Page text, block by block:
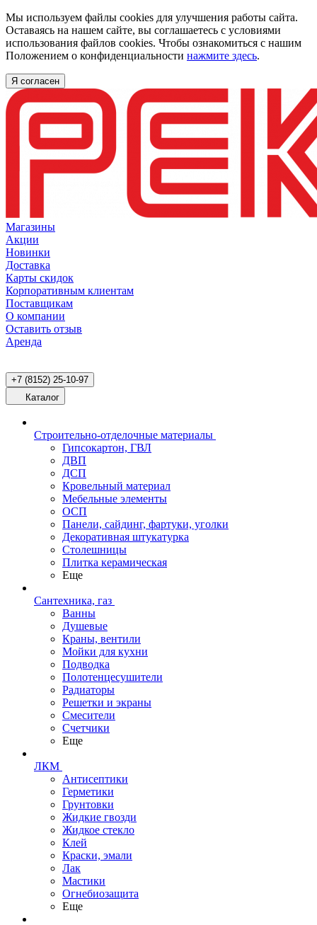
Мы используем файлы cookies для улучшения работы сайта.
Оставаясь на нашем сайте, вы соглашаетесь с условиями
использования файлов cookies. Чтобы ознакомиться с нашим
Положением о конфиденциальности нажмите здесь.
Я согласен
Магазины
Акции
Новинки
Доставка
Карты скидок
Корпоративным клиентам
Поставщикам
О компании
Оставить отзыв
Аренда
+7 (8152) 25-10-97
Каталог
Строительно-отделочные материалы
Гипсокартон, ГВЛ
ДВП
ДСП
Кровельный материал
Мебельные элементы
ОСП
Панели, сайдинг, фартуки, уголки
Декоративная штукатурка
Столешницы
Плитка керамическая
Еще
Сантехника, газ
Ванны
Душевые
Краны, вентили
Мойки для кухни
Подводка
Полотенцесушители
Радиаторы
Решетки и экраны
Смесители
Счетчики
Еще
ЛКМ
Антисептики
Герметики
Грунтовки
Жидкие гвозди
Жидкое стекло
Клей
Краски, эмали
Лак
Мастики
Огнебиозащита
Еще